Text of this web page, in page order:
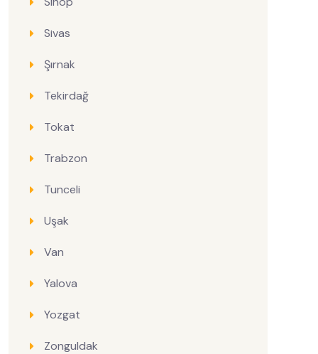
Sivas
Şırnak
Tekirdağ
Tokat
Trabzon
Tunceli
Uşak
Van
Yalova
Yozgat
Zonguldak